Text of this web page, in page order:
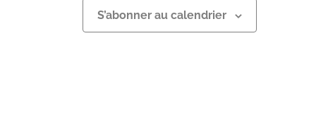
S’abonner au calendrier